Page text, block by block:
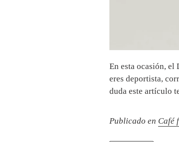
En esta ocasión,
eres deportista,
duda este artículo
Publicado en Café